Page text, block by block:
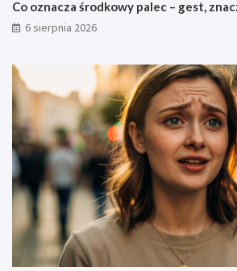
Co oznacza środkowy palec – gest,
6 sierpnia 2026